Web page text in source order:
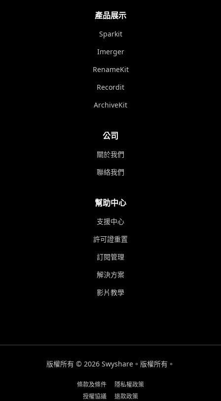
產品展示
Sparkit
Imerger
RenameKit
Recordit
ArchiveKit
公司
關於我們
聯絡我們
幫助中心
支援中心
許可證重置
訂閱管理
解決方案
影片教學
版權所有 © 2026 Swyshare。版權所有。
條款及條件
隱私權政策
授權協議
退款政策